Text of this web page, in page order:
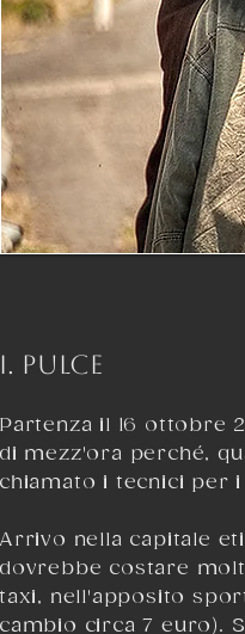
I. PULCE
Partenza il 16 ottobre
di mezz'ora perché,
chiamato i tecnici per
Arrivo nella capitale
dovrebbe costare
taxi, nell'apposito
cambio circa 7 euro).